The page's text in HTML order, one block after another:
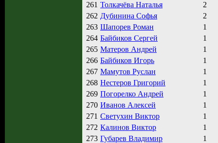
261 Толкачёва Наталья
2
262 Дубинина Софья
2
263 Шапорев Роман
1
264 Байбиков Сергей
1
265 Матеров Андрей
1
266 Байбиков Игорь
1
267 Мамутов Руслан
1
268 Нестеров Григорий
1
269 Погорелко Андрей
1
270 Иванов Алексей
1
271 Светухин Виктор
1
272 Калинов Виктор
1
273 Губарев Владимир
1